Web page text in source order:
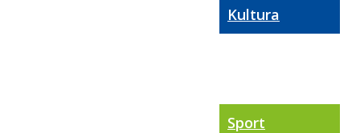
Kultura
Sport